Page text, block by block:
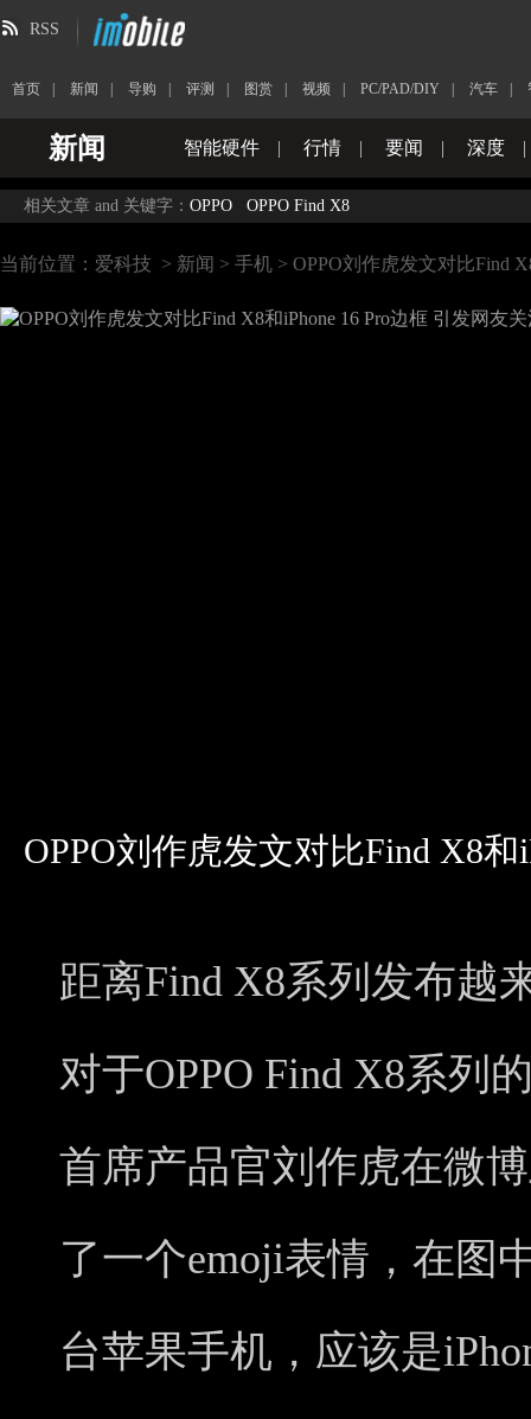
RSS
首页 新闻 导购 评测 图赏 视频 PC/PAD/DIY 汽车
新闻 智能硬件 | 行情 | 要闻 | 深度 |
相关文章 and 关键字： OPPO OPPO Find X8
当前位置： 爱科技 > 新闻 > 手机 > OPPO刘作虎发文对比Find
OPPO刘作虎发文对比Find X8
距离Find X8系列发布越
对于OPPO Find X8系列
首席产品官刘作虎在微
了一个emoji表情，在图
台苹果手机，应该是